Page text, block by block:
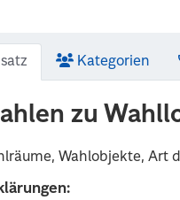
Kategorien
zu
Wahlobjekte, Art